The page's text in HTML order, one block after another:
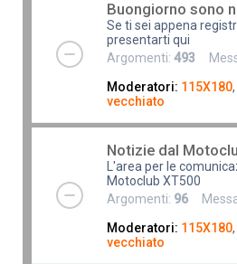
Buongiorno sono
Se ti sei appena
presentarti qui
Argomenti: 493
Moderatori: 115X180,
vecchiato
Notizie dal
L'area per le
Motoclub XT500
Argomenti: 96
Moderatori: 115X180,
vecchiato